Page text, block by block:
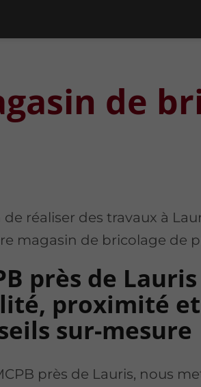
de
de réaliser des travaux à
magasin de bricolage de
près de Lauris
proximité et
sur-mesure
près de Lauris, nous